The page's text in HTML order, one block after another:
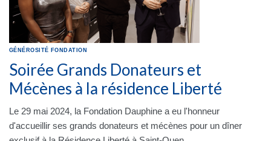
GÉNÉROSITÉ FONDATION
Soirée Grands Donateurs et
Mécènes à la résidence Liberté
Le 29 mai 2024, la Fondation Dauphine a eu l'honneur
d'accueillir ses grands donateurs et mécènes pour un dîner